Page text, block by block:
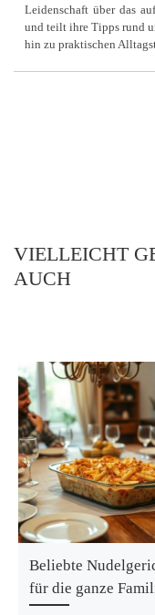
Leidenschaft über das
und teilt ihre Tipps rund
hin zu praktischen
VIELLEICHT
AUCH
Beliebte
für die ganze